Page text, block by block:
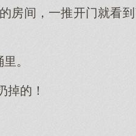
房间，一推开门就看
。
掉的！